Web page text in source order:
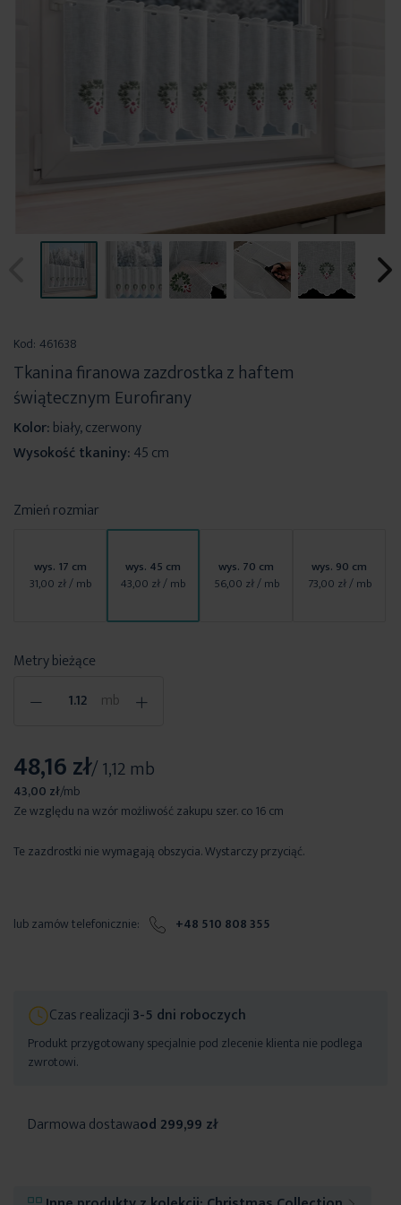
początek
galerii
Kod: 461638
Tkanina firanowa zazdrostka z haftem
świątecznym Eurofirany
Kolor:biały, czerwony
Wysokość tkaniny:45 cm
Zmień rozmiar
wys. 17 cm
31,00 zł/ mb
wys. 45 cm
43,00 zł/ mb
wys. 70 cm
56,00 zł/ mb
wys. 90 cm
73,00 zł/ mb
Metry bieżące
- mb +
48,16 zł/ 1,12 mb
43,00 zł/mb
Ze względu na wzór możliwość zakupu szer. co 16 cm
Te zazdrostki nie wymagają obszycia. Wystarczy przyciąć.
lub zamów telefonicznie: +48 510 808 355
Czas realizacji3-5 dni roboczych
Produkt przygotowany specjalnie pod zlecenie klienta nie podlega
zwrotowi.
Darmowa dostawaod 299,99 zł